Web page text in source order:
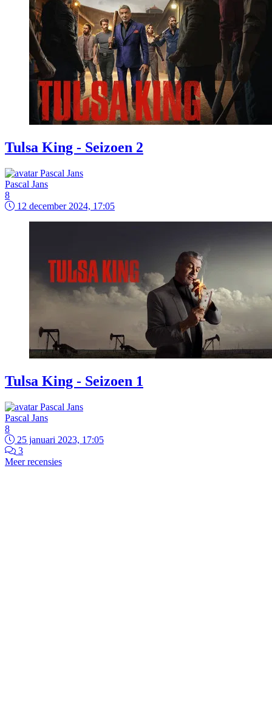
Tulsa King - Seizoen 2
Pascal Jans
8
12 december 2024, 17:05
Tulsa King - Seizoen 1
Pascal Jans
8
25 januari 2023, 17:05
3
Meer recensies